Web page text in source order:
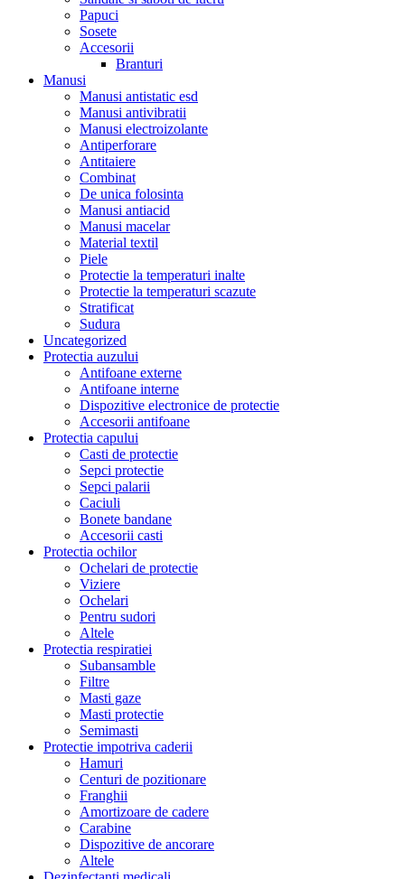
Papuci
Sosete
Accesorii
Branturi
Manusi
Manusi antistatic esd
Manusi antivibratii
Manusi electroizolante
Antiperforare
Antitaiere
Combinat
De unica folosinta
Manusi antiacid
Manusi macelar
Material textil
Piele
Protectie la temperaturi inalte
Protectie la temperaturi scazute
Stratificat
Sudura
Uncategorized
Protectia auzului
Antifoane externe
Antifoane interne
Dispozitive electronice de protectie
Accesorii antifoane
Protectia capului
Casti de protectie
Sepci protectie
Sepci palarii
Caciuli
Bonete bandane
Accesorii casti
Protectia ochilor
Ochelari de protectie
Viziere
Ochelari
Pentru sudori
Altele
Protectia respiratiei
Subansamble
Filtre
Masti gaze
Masti protectie
Semimasti
Protectie impotriva caderii
Hamuri
Centuri de pozitionare
Franghii
Amortizoare de cadere
Carabine
Dispozitive de ancorare
Altele